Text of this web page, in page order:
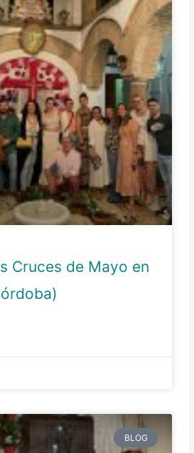
Cruces de Mayo en
BLOG